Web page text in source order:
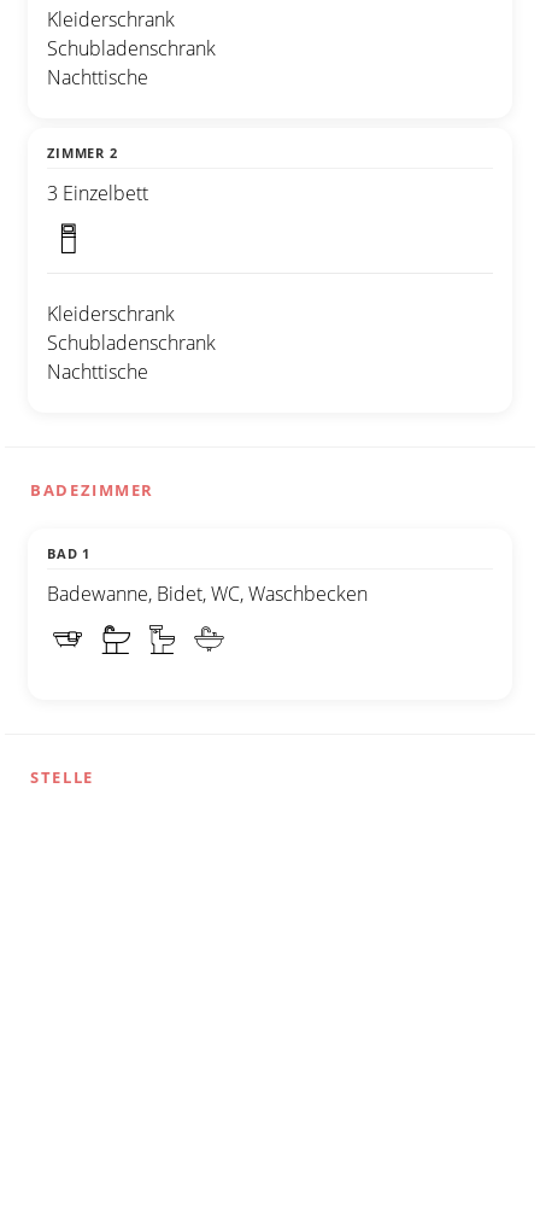
Kleiderschrank
Schubladenschrank
Nachttische
ZIMMER 2
3 Einzelbett
Kleiderschrank
Schubladenschrank
Nachttische
BADEZIMMER
BAD 1
Badewanne, Bidet, WC, Waschbecken
STELLE